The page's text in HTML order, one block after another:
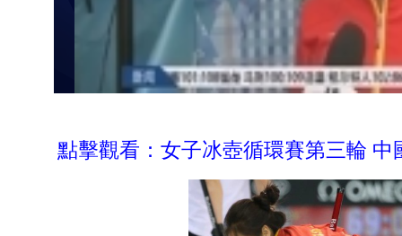
點擊觀看：女子冰壺循環賽第三輪 中